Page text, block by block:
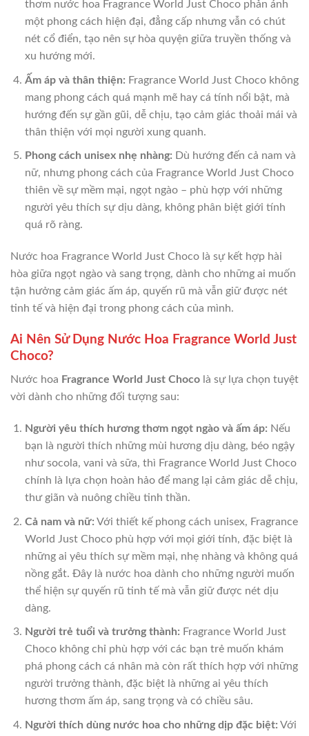
thơm nước hoa Fragrance World Just Choco phản ánh
một phong cách hiện đại, đẳng cấp nhưng vẫn có chút
nét cổ điển, tạo nên sự hòa quyện giữa truyền thống và
xu hướng mới.
Ấm áp và thân thiện: Fragrance World Just Choco không
mang phong cách quá mạnh mẽ hay cá tính nổi bật, mà
hướng đến sự gần gũi, dễ chịu, tạo cảm giác thoải mái và
thân thiện với mọi người xung quanh.
Phong cách unisex nhẹ nhàng: Dù hướng đến cả nam và
nữ, nhưng phong cách của Fragrance World Just Choco
thiên về sự mềm mại, ngọt ngào – phù hợp với những
người yêu thích sự dịu dàng, không phân biệt giới tính
quá rõ ràng.
Nước hoa Fragrance World Just Choco là sự kết hợp hài
hòa giữa ngọt ngào và sang trọng, dành cho những ai muốn
tận hưởng cảm giác ấm áp, quyến rũ mà vẫn giữ được nét
tinh tế và hiện đại trong phong cách của mình.
Ai Nên Sử Dụng Nước Hoa Fragrance World Just
Choco?
Nước hoa Fragrance World Just Choco là sự lựa chọn tuyệt
vời dành cho những đối tượng sau:
Người yêu thích hương thơm ngọt ngào và ấm áp: Nếu
bạn là người thích những mùi hương dịu dàng, béo ngậy
như socola, vani và sữa, thì Fragrance World Just Choco
chính là lựa chọn hoàn hảo để mang lại cảm giác dễ chịu,
thư giãn và nuông chiều tinh thần.
Cả nam và nữ: Với thiết kế phong cách unisex, Fragrance
World Just Choco phù hợp với mọi giới tính, đặc biệt là
những ai yêu thích sự mềm mại, nhẹ nhàng và không quá
nồng gắt. Đây là nước hoa dành cho những người muốn
thể hiện sự quyến rũ tinh tế mà vẫn giữ được nét dịu
dàng.
Người trẻ tuổi và trưởng thành: Fragrance World Just
Choco không chỉ phù hợp với các bạn trẻ muốn khám
phá phong cách cá nhân mà còn rất thích hợp với những
người trưởng thành, đặc biệt là những ai yêu thích
hương thơm ấm áp, sang trọng và có chiều sâu.
Người thích dùng nước hoa cho những dịp đặc biệt: Với